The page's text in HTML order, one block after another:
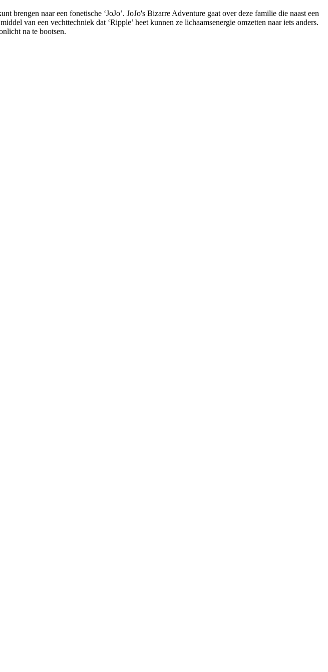
brengen naar een fonetische ‘JoJo’. JoJo's Bizarre Adventure gaat over deze familie die naast een
van een vechttechniek dat ‘Ripple’ heet kunnen ze lichaamsenergie omzetten naar iets anders.
na te bootsen.